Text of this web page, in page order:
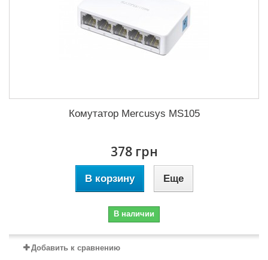
Комутатор Mercusys MS105
378 грн
В корзину Еще
В наличии
Добавить к сравнению